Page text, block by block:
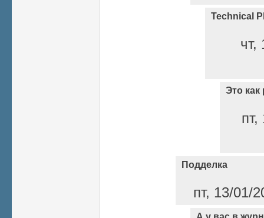
Technical
чт,
Это как
Подделка
пт, 13/01/